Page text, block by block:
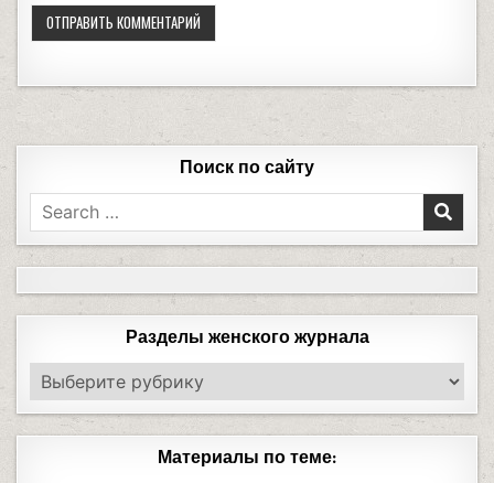
Поиск по сайту
Разделы женского журнала
Материалы по теме: